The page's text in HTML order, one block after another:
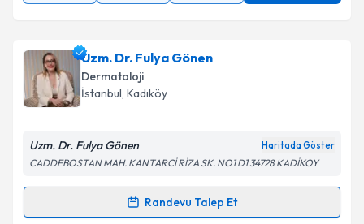
Uzm. Dr. Fulya Gönen
Dermatoloji
İstanbul, Kadıköy
Uzm. Dr. Fulya Gönen Haritada Göster
CADDEBOSTAN MAH. KANTARCİ RİZA SK. NO1 D1 34728 KADİKOY
Randevu Talep Et
Randevu Takvimi Talebi